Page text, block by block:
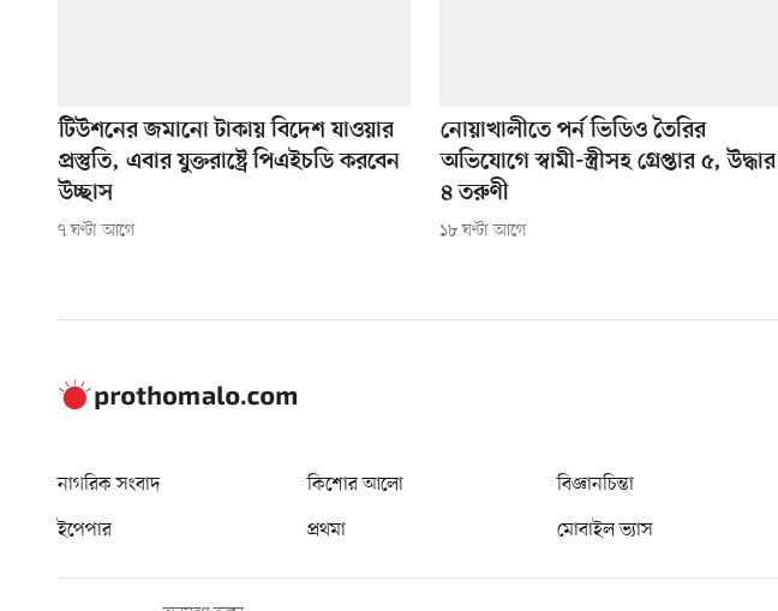
টিউশনের জমানো টাকায় বিদেশ যাওয়ার
প্রস্তুতি, এবার যুক্তরাষ্ট্রে পিএইচডি করবেন
উচ্ছাস
৭ ঘণ্টা আগে
নোয়াখালীতে পর্ন ভিডিও তৈরির
অভিযোগে স্বামী-স্ত্রীসহ গ্রেপ্তার ৫, উদ্ধার
৪ তরুণী
১৮ ঘণ্টা আগে
নাগরিক সংবাদ কিশোর আলো বিজ্ঞানচিন্তা
ইপেপার
প্রথমা মোবাইল ভ্যাস